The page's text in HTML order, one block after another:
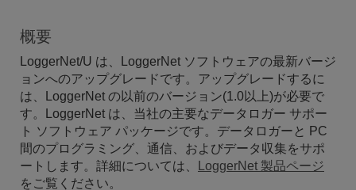
概要
LoggerNet/U は、LoggerNet ソフトウェアの最新バージ
ョンへのアップグレードです。アップグレードするに
は、LoggerNet の以前のバージョン(1.0以上)が必要で
す。LoggerNet は、当社の主要なデータロガー サポー
ト ソフトウェア パッケージです。データロガーと PC
間のプログラミング、通信、およびデータ収集をサポ
ートします。詳細については、
LoggerNet 製品ページ
をご覧ください。